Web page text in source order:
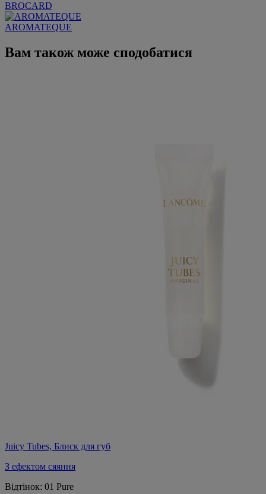
BROCARD
AROMATEQUE
Вам також може сподобатися
Juicy Tubes, Блиск для губ
З ефектом сяяння
Відтінок: 01 Pure